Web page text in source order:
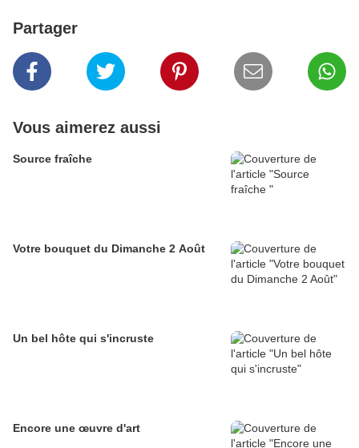
Partager
Vous aimerez aussi
Source fraîche
Votre bouquet du Dimanche 2 Août
Un bel hôte qui s'incruste
Encore une œuvre d'art